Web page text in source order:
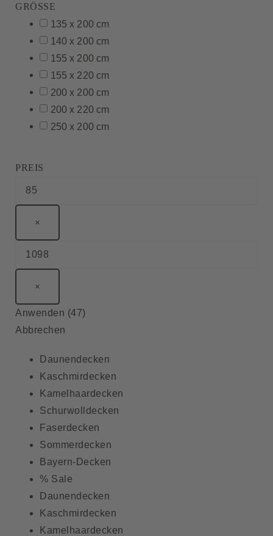
GRÖSSE
135 x 200 cm
140 x 200 cm
155 x 200 cm
155 x 220 cm
200 x 200 cm
200 x 220 cm
250 x 200 cm
PREIS
×
×
Anwenden (47)
Abbrechen
Daunendecken
Kaschmirdecken
Kamelhaardecken
Schurwolldecken
Faserdecken
Sommerdecken
Bayern-Decken
% Sale
Daunendecken
Kaschmirdecken
Kamelhaardecken